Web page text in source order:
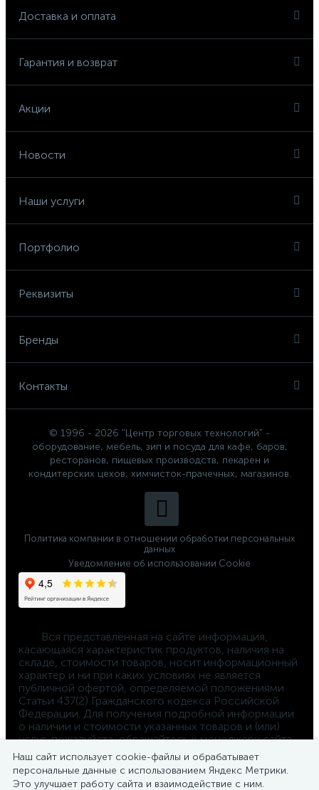
Доставка и оплата
Гарантия и возврат
Акции
Новости
Наши услуги
Портфолио
Реквизиты
Бренды
Контакты
© 1996 - 2026 "Центр торговых технологий" -
оборудование, мебель, зип и посуда для кафе, баров,
ресторанов, пищевых производств, пекарен и
кондитерских цехов, химчисток-прачечных, магазинов.
Политика компании в отношении обработки персональных
данных
Уведомление об использовании Cookie
касающаяся характеристик продуктов, наличия на
складе, стоимости товаров, носит информационный
характер и ни при каких условиях не является
публичной офертой, определяемой положениями
Статьи 437(2) Гражданского кодекса Российской
Федерации. Для получения подробной информации
о наличии и стоимости указанных товаров и (или)
услуг, пожалуйста, обращайтесь к менеджеру сайта
по телефону
8-800-550-4-660
Наш сайт использует cookie-файлы и обрабатывает
персональные данные с использованием Яндекс Метрики.
Это улучшает работу сайта и взаимодействие с ним.